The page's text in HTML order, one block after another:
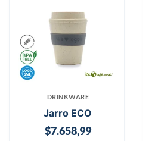
DRINKWARE
Jarro ECO
$7.658,99